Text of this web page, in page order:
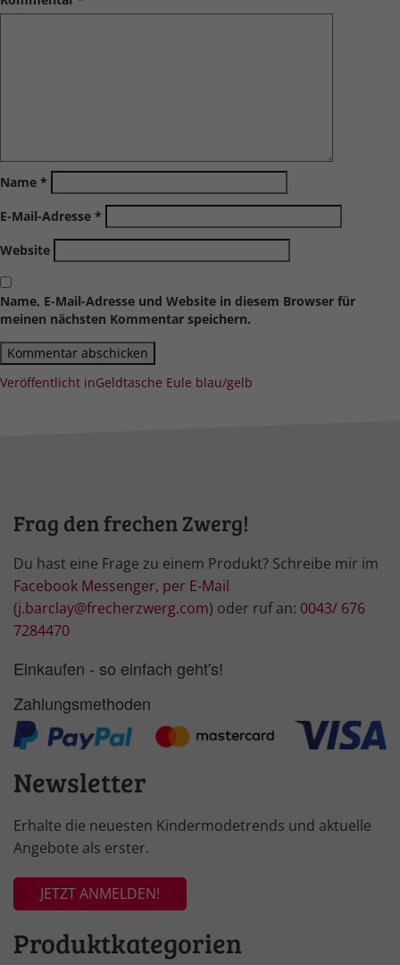
Name *
E-Mail-Adresse *
Website
Name, E-Mail-Adresse und Website in diesem Browser für
meinen nächsten Kommentar speichern.
Beitragsnavigation
Veröffentlicht inGeldtasche Eule blau/gelb
Frag den frechen Zwerg!
Du hast eine Frage zu einem Produkt? Schreibe mir im
Facebook Messenger, per E-Mail
(j.barclay@frecherzwerg.com) oder ruf an: 0043/ 676
7284470
Einkaufen - so einfach geht's!
Zahlungsmethoden
Newsletter
Erhalte die neuesten Kindermodetrends und aktuelle
Angebote als erster.
JETZT ANMELDEN!
Produktkategorien